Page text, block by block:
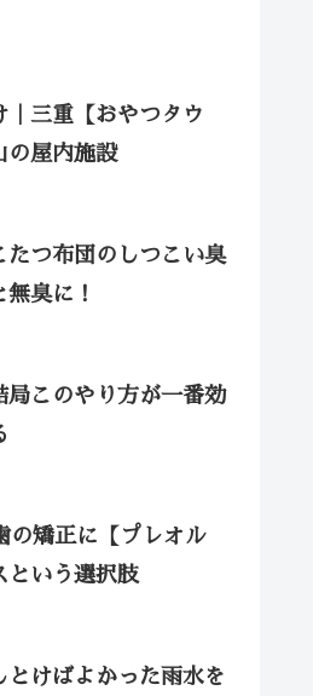
｜三重【おやつタウ
の屋内施設
たつ布団のしつこい臭
臭に！
局このやり方が一番効
の矯正に【プレオル
という選択肢
とけばよかった雨水を